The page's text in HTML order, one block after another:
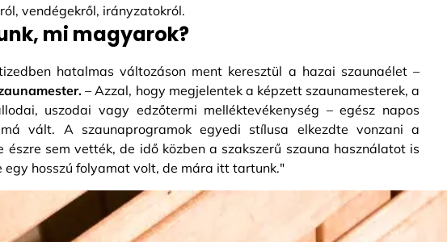
vendégekről, irányzatokról.
mi magyarok?
hatalmas változáson ment keresztül a hazai szaunaélet –
– Azzal, hogy megjelentek a képzett szaunamesterek, a
uszodai vagy edzőtermi melléktevékenység – egész napos
vált. A szaunaprogramok egyedi stílusa elkezdte vonzani a
észre sem vették, de idő közben a szakszerű szauna használatot is
egy hosszú folyamat volt, de mára itt tartunk."